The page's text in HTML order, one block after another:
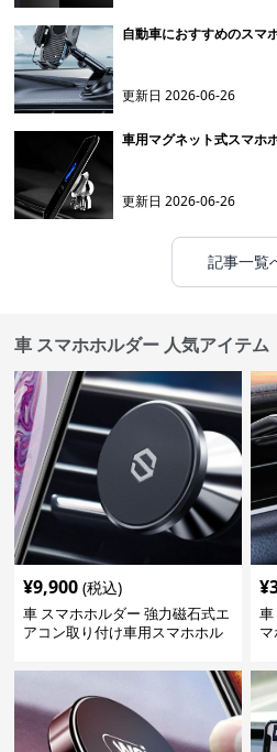
自動車におすすめのスマ
更新日2026-06-26
車用マグネット式スマホ
更新日2026-06-26
記事一覧
車 スマホホルダー 人気アイテム
¥9,900 (税込)
車 スマホホルダー 強力磁石式エ
アコン取り付け車用スマホホル
¥
車